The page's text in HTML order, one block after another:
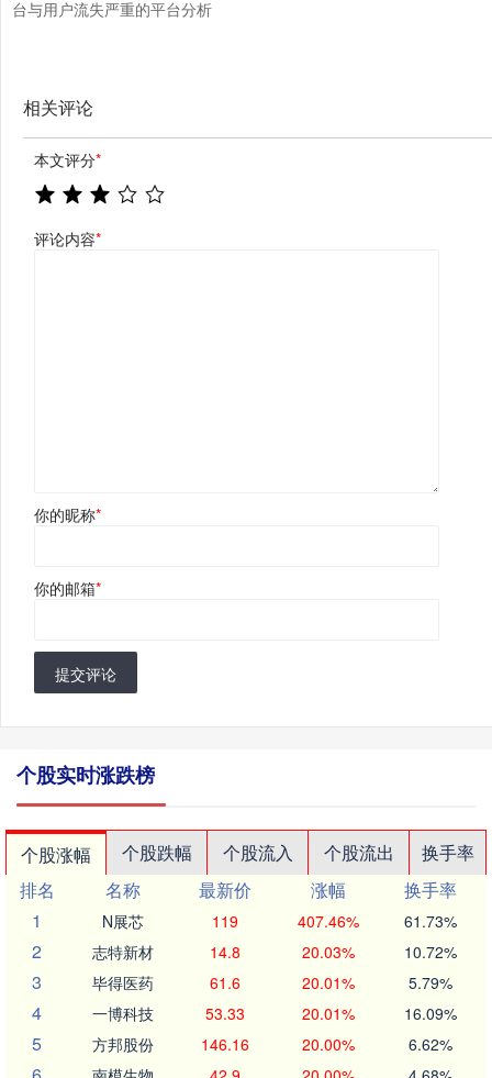
台与用户流失严重的平台分析
相关评论
本文评分*
评论内容*
你的昵称*
你的邮箱*
提交评论
个股实时涨跌榜
个股涨幅 个股跌幅 个股流入 个股流出
换手率
排名
名称 最新价 涨幅
换手率
1
N展芯 119 407.46% 61.73%
2 志特新材 14.8 20.03% 10.72%
3 毕得医药 61.6 20.01% 5.79%
4 一博科技 53.33 20.01% 16.09%
5 方邦股份 146.16 20.00% 6.62%